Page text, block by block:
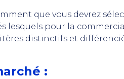
que vous devrez
lesquels pour la
distinctifs et
: